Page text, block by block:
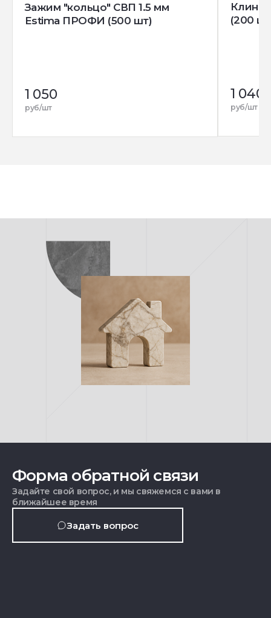
Зажим "кольцо" СВП 1.5 мм
Estima ПРОФИ (500 шт)
1 050
руб/шт
Клин
(200
1 040
руб/шт
Форма обратной связи
Задайте свой вопрос, и мы свяжемся с вами в
ближайшее время
Задать вопрос